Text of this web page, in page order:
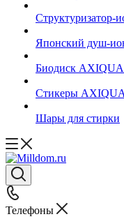
Структуризатор-
Японский душ-
Биодиск
Cтикеры
Шары для стирки
Телефоны